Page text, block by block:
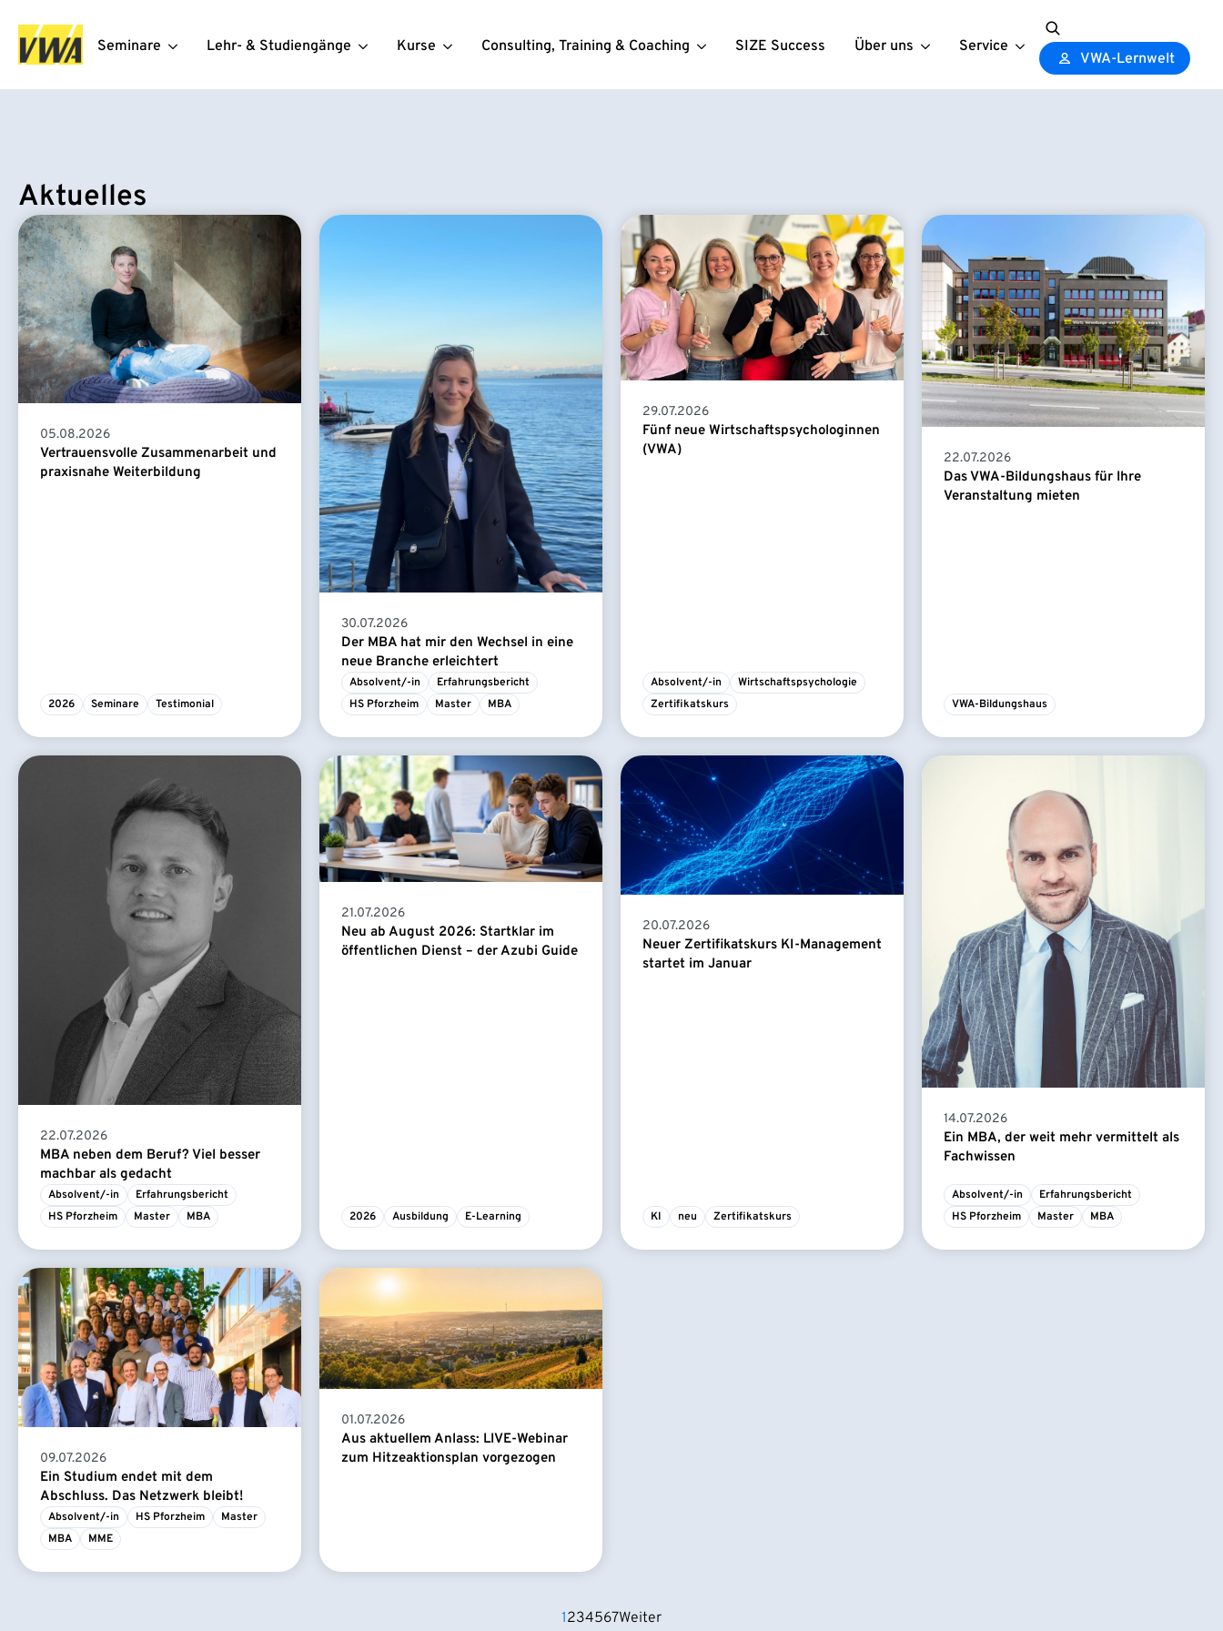
Seminare Lehr- & Studiengänge Kurse Consulting, Training & Coaching SIZE Success Über uns Service
Search
for:
VWA-Lernwelt
Aktuelles
05.08.2026
Vertrauensvolle Zusammenarbeit und
praxisnahe Weiterbildung
2026 Seminare Testimonial
30.07.2026
Der MBA hat mir den Wechsel in eine
neue Branche erleichtert
Absolvent/-in
Erfahrungsbericht
HS Pforzheim
Master MBA
29.07.2026
Fünf neue Wirtschaftspsychologinnen
(VWA)
Absolvent/-in
Wirtschaftspsychologie
Zertifikatskurs
22.07.2026
Das VWA-Bildungshaus für Ihre
Veranstaltung mieten
VWA-Bildungshaus
22.07.2026
MBA neben dem Beruf? Viel besser
machbar als gedacht
Absolvent/-in
Erfahrungsbericht
HS Pforzheim
Master MBA
21.07.2026
Neu ab August 2026: Startklar im
öffentlichen Dienst – der Azubi Guide
2026 Ausbildung E-Learning
20.07.2026
Neuer Zertifikatskurs KI-Management
startet im Januar
KI neu Zertifikatskurs
14.07.2026
Ein MBA, der weit mehr vermittelt als
Fachwissen
Absolvent/-in
Erfahrungsbericht
HS Pforzheim
Master MBA
09.07.2026
Ein Studium endet mit dem
Abschluss. Das Netzwerk bleibt!
Absolvent/-in HS Pforzheim
Master
MBA
MME
01.07.2026
Aus aktuellem Anlass: LIVE-Webinar
zum Hitzeaktionsplan vorgezogen
1234567Weiter